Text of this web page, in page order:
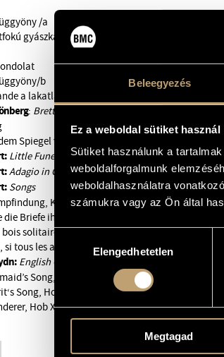
Beleegyezés
Ez a weboldal sütiket használ
Sütiket használunk a
weboldalforgalmunk
weboldalhasználatra
számukra vagy az Ön által
Hozzájárulás
kiválasztásaElengedhetetlen
Megtagad
/a
gyászkánon - Földes Imrének
b
a lakatlan szigetről
: Brettl-Lieder
Spiegel von Arcadien
Little Funeral March, K 453/a
Adagio in C, K. 617/a
Songs
K. 523
die Briefe ihres ungetreuen Liebhabers verbrannte,
bois solitaire, K. 295b
si tous les ans, K. 307
English Canzonettas
Song, Hob XXVIa:25
Song, Hob XXVIa:41
Hob XXVIa:32